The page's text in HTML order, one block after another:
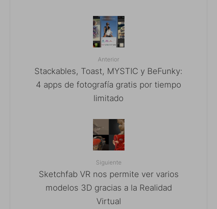
Anterior
Stackables, Toast, MYSTIC y BeFunky:
4 apps de fotografía gratis por tiempo
limitado
Siguiente
Sketchfab VR nos permite ver varios
modelos 3D gracias a la Realidad
Virtual